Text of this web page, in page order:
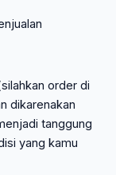
order di
dikarenakan
tanggung
yang kamu